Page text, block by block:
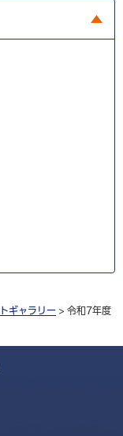
ギャラリー > 令和7年度